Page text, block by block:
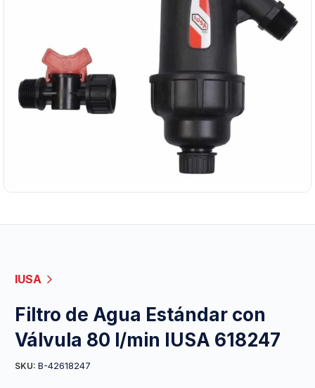
IUSA
Filtro de Agua Estándar con
Válvula 80 l/min IUSA 618247
SKU: B-42618247